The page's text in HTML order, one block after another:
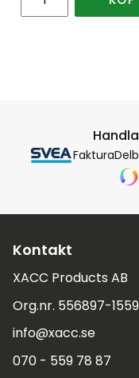
Faktura
Kontakt
XACC Products AB
Org.nr. 556897-1559
info@xacc.se
070 - 559 78 87